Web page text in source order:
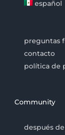
español
preguntas
contacto
política de
Community
después